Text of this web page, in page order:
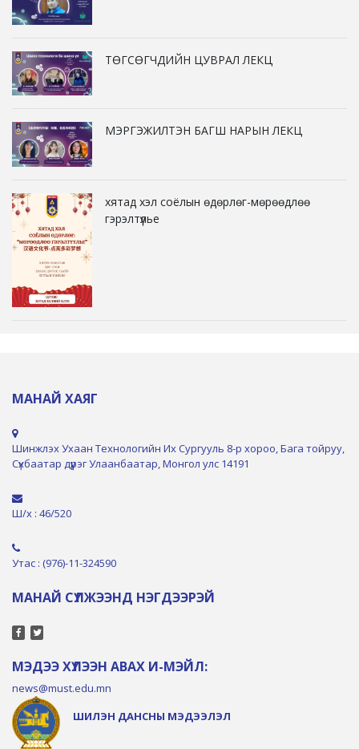
ТӨГСӨГЧДИЙН ЦУВРАЛ ЛЕКЦ
МЭРГЭЖИЛТЭН БАГШ НАРЫН ЛЕКЦ
хятад хэл соёлын өдөрлөг-мөрөөдлөө
гэрэлтүүлье
МАНАЙ ХАЯГ
Шинжлэх Ухаан Технологийн Их Сургууль 8-р хороо, Бага тойруу,
Сүхбаатар дүүрэг Улаанбаатар, Монгол улс 14191
Ш/х : 46/520
Утас : (976)-11-324590
МАНАЙ СҮЛЖЭЭНД НЭГДЭЭРЭЙ
МЭДЭЭ ХҮЛЭЭН АВАХ И-МЭЙЛ:
news@must.edu.mn
ШИЛЭН ДАНСНЫ МЭДЭЭЛЭЛ